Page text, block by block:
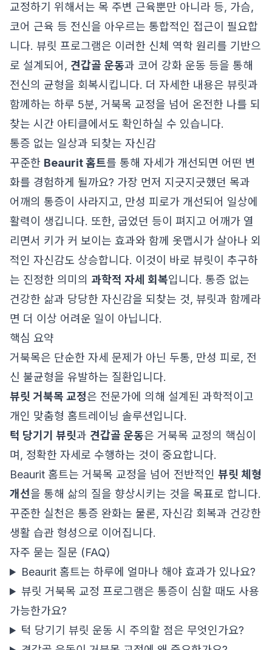
교정하기 위해서는 목 주변 근육뿐만 아니라 등, 가슴,
코어 근육 등 전신을 아우르는 통합적인 접근이 필요합
니다. 뷰릿 프로그램은 이러한 신체 역학 원리를 기반으
로 설계되어, 견갑골 운동과 코어 강화 운동 등을 통해
전신의 균형을 회복시킵니다. 더 자세한 내용은 뷰릿과
함께하는 하루 5분, 거북목 교정을 넘어 온전한 나를 되
찾는 시간 아티클에서도 확인하실 수 있습니다.
통증 없는 일상과 되찾는 자신감
꾸준한 Beaurit 홈트를 통해 자세가 개선되면 어떤 변
화를 경험하게 될까요? 가장 먼저 지긋지긋했던 목과
어깨의 통증이 사라지고, 만성 피로가 개선되어 일상에
활력이 생깁니다. 또한, 굽었던 등이 펴지고 어깨가 열
리면서 키가 커 보이는 효과와 함께 옷맵시가 살아나 외
적인 자신감도 상승합니다. 이것이 바로 뷰릿이 추구하
는 진정한 의미의 과학적 자세 회복입니다. 통증 없는
건강한 삶과 당당한 자신감을 되찾는 것, 뷰릿과 함께라
면 더 이상 어려운 일이 아닙니다.
핵심 요약
거북목은 단순한 자세 문제가 아닌 두통, 만성 피로, 전
신 불균형을 유발하는 질환입니다.
뷰릿 거북목 교정은 전문가에 의해 설계된 과학적이고
개인 맞춤형 홈트레이닝 솔루션입니다.
턱 당기기 뷰릿과 견갑골 운동은 거북목 교정의 핵심이
며, 정확한 자세로 수행하는 것이 중요합니다.
Beaurit 홈트는 거북목 교정을 넘어 전반적인 뷰릿 체형
개선을 통해 삶의 질을 향상시키는 것을 목표로 합니다.
꾸준한 실천은 통증 완화는 물론, 자신감 회복과 건강한
생활 습관 형성으로 이어집니다.
자주 묻는 질문 (FAQ)
Beaurit 홈트는 하루에 얼마나 해야 효과가 있나요?
뷰릿 거북목 교정 프로그램은 통증이 심할 때도 사용
가능한가요?
턱 당기기 뷰릿 운동 시 주의할 점은 무엇인가요?